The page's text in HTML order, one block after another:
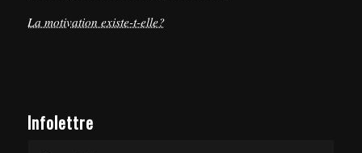
La motivation existe-t-elle?
Infolettre